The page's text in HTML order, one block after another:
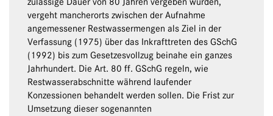
vergeht mancherorts zwischen der Aufnahme
angemessener Restwassermengen als Ziel in der
Verfassung (1975) über das Inkrafttreten des GSchG
(1992) bis zum Gesetzesvollzug beinahe ein ganzes
Jahrhundert. Die Art. 80 ff. GSchG regeln, wie
Restwasserabschnitte während laufender
Konzessionen behandelt werden sollen. Die Frist zur
Umsetzung dieser sogenannten